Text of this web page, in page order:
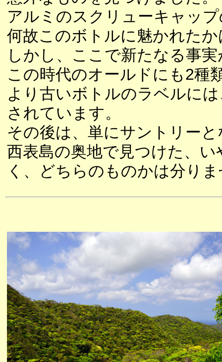
アルミのスクリューキャッ
何故このボトルに魅かれたか
しかし、ここで新たなる事
この時代のオールドにも2種
より古いボトルのラベルに
されています。
その後は、単にサントリー
西表島の奥地で見つけた、
く、どちらのものかは分り